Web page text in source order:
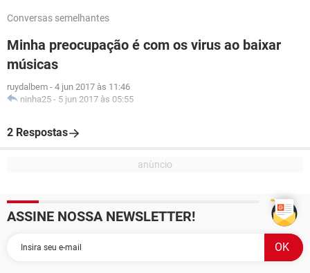
Conversas semelhantes
Minha preocupação é com os virus ao baixar
músicas
ruydalbem - 4 jun 2017 às 11:46
ninha25 - 5 jun 2017 às 05:55
2 Respostas
ASSINE NOSSA NEWSLETTER!